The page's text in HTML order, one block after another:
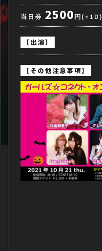
当日券 2500円(+1D)
【出演】
【その他注意事項】